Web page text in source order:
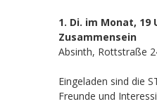
1. Di. im Monat, 19
Zusammensein
Absinth, Rottstraße
Eingeladen sind die
Freunde und